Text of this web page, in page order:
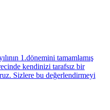
1.dönemini tamamlamış
kendinizi tarafsız bir
Sizlere bu değerlendirmeyi